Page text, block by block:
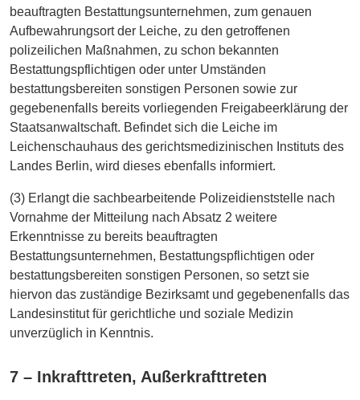
beauftragten Bestattungsunternehmen, zum genauen
Aufbewahrungsort der Leiche, zu den getroffenen
polizeilichen Maßnahmen, zu schon bekannten
Bestattungspflichtigen oder unter Umständen
bestattungsbereiten sonstigen Personen sowie zur
gegebenenfalls bereits vorliegenden Freigabeerklärung der
Staatsanwaltschaft. Befindet sich die Leiche im
Leichenschauhaus des gerichtsmedizinischen Instituts des
Landes Berlin, wird dieses ebenfalls informiert.
(3) Erlangt die sachbearbeitende Polizeidienststelle nach
Vornahme der Mitteilung nach Absatz 2 weitere
Erkenntnisse zu bereits beauftragten
Bestattungsunternehmen, Bestattungspflichtigen oder
bestattungsbereiten sonstigen Personen, so setzt sie
hiervon das zuständige Bezirksamt und gegebenenfalls das
Landesinstitut für gerichtliche und soziale Medizin
unverzüglich in Kenntnis.
7 – Inkrafttreten, Außerkrafttreten